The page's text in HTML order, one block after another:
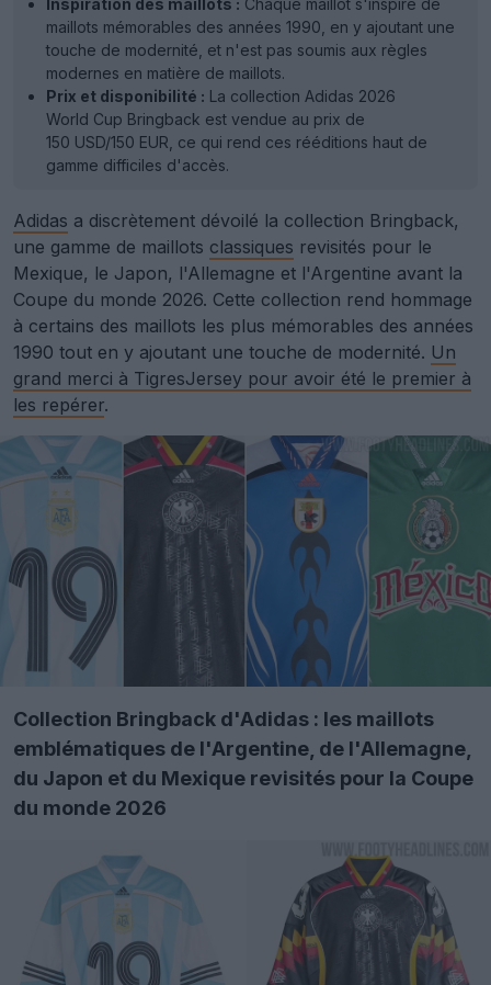
Inspiration des maillots : Chaque maillot s'inspire de
maillots mémorables des années 1990, en y ajoutant une
touche de modernité, et n'est pas soumis aux règles
modernes en matière de maillots.
Prix et disponibilité : La collection Adidas 2026
World Cup Bringback est vendue au prix de
150 USD/150 EUR, ce qui rend ces rééditions haut de
gamme difficiles d'accès.
Adidas a discrètement dévoilé la collection Bringback,
une gamme de maillots classiques revisités pour le
Mexique, le Japon, l'Allemagne et l'Argentine avant la
Coupe du monde 2026. Cette collection rend hommage
à certains des maillots les plus mémorables des années
1990 tout en y ajoutant une touche de modernité. Un
grand merci à TigresJersey pour avoir été le premier à
les repérer.
Collection Bringback d'Adidas : les maillots
emblématiques de l'Argentine, de l'Allemagne,
du Japon et du Mexique revisités pour la Coupe
du monde 2026